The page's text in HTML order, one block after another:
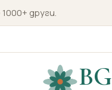
други.
BG